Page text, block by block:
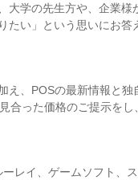
大学の先生方や、企業様
たい」という思いにお答
え、POSの最新情報と
合った価格のご提示を
レイ、ゲームソフト、